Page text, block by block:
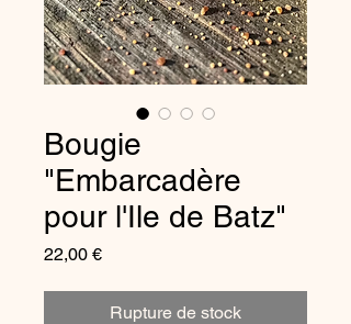
Bougie
"Embarcadère
pour l'Ile de Batz"
22,00 €Prix
Rupture de stock